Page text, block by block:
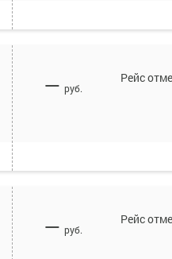
— руб.
Рейс
— руб.
Рейс